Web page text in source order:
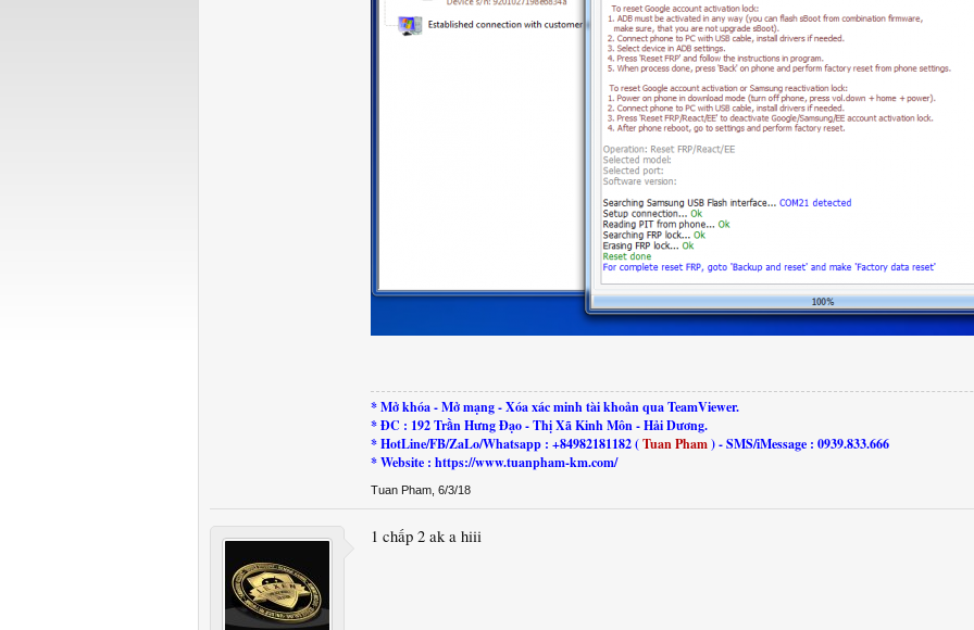
* Mở khóa - Mở mạng - Xóa xác minh tài khoản qua TeamViewer.
* ĐC : 192 Trần Hưng Đạo - Thị Xã Kinh Môn - Hải Dương.
* HotLine/FB/ZaLo/Whatsapp : +84982181182 (Tuan Pham) - SMS/iMessage : 0939.833.666
* Website : https://www.tuanpham-km.com/
Tuan Pham 6/3/18
1 chấp 2 ak a hiii